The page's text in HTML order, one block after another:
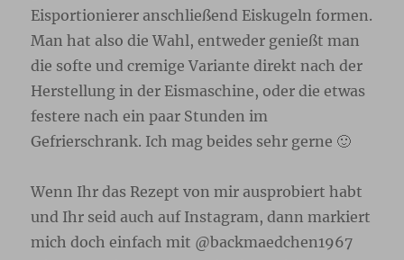
Eisportionierer anschließend Eiskugeln formen.
Man hat also die Wahl, entweder genießt man
die softe und cremige Variante direkt nach der
Herstellung in der Eismaschine, oder die etwas
festere nach ein paar Stunden im
Gefrierschrank. Ich mag beides sehr gerne 🙂
Wenn Ihr das Rezept von mir ausprobiert habt
und Ihr seid auch auf Instagram, dann markiert
mich doch einfach mit @backmaedchen1967